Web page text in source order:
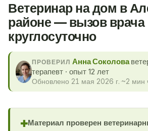
Ветеринар на дом в
районе — вызов врача
круглосуточно
ПРОВЕРИЛ Анна Соколова
терапевт · опыт 12 лет
Обновлено 21 мая 2026 г. ~2 мин
✚Материал проверен